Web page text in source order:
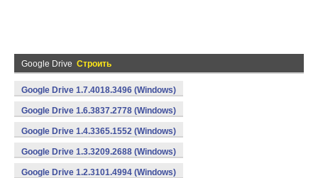
Google Drive Строить
Google Drive 1.7.4018.3496 (Windows)
Google Drive 1.6.3837.2778 (Windows)
Google Drive 1.4.3365.1552 (Windows)
Google Drive 1.3.3209.2688 (Windows)
Google Drive 1.2.3101.4994 (Windows)